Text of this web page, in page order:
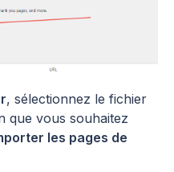
, sélectionnez le fichier
que vous souhaitez
les pages de